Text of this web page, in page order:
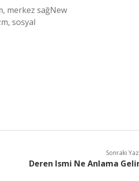
merkez sağNew
sosyal
Sonraki
Deren Ismi Ne Anlama